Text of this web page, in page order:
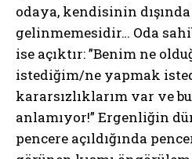
odaya, kendisinin
gelinmemesidir… Oda
ise açıktır: ”Benim ne
istediğim/ne yapmak
kararsızlıklarım var ve
anlamıyor!” Ergenliğin
pencere açıldığında